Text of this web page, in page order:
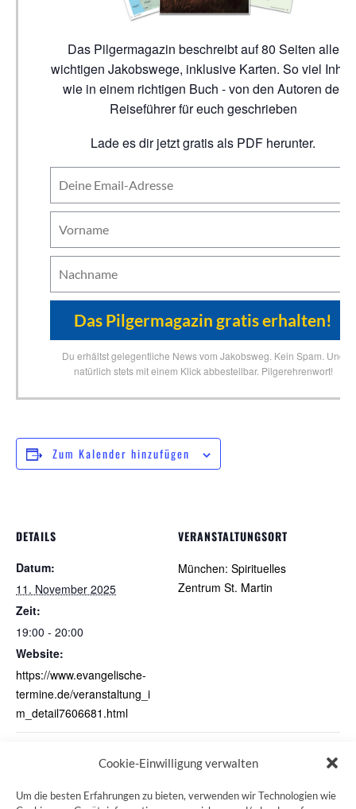
Cookie-Einwilligung verwalten
Um die besten Erfahrungen zu bieten, verwenden wir Technologien wie
Das Pilgermagazin beschreibt auf 80 Seiten alle
wichtigen Jakobswege, inklusive Karten. So viel Inhalt
wie in einem richtigen Buch - von den Autoren der
Reiseführer für euch geschrieben
Lade es dir jetzt gratis als PDF herunter.
Du erhältst gelegentliche News vom Jakobsweg. Kein Spam. Und
natürlich stets mit einem Klick abbestellbar. Pilgerehrenwort!
Zum Kalender hinzufügen
DETAILS
Datum:
11. November 2025
Zeit:
19:00 - 20:00
Website:
https://www.evangelische-
termine.de/veranstaltung_i
m_detail7606681.html
VERANSTALTUNGSORT
München: Spirituelles
Zentrum St. Martin
(SWP) Werktagspilgern Schweigend um die Alster